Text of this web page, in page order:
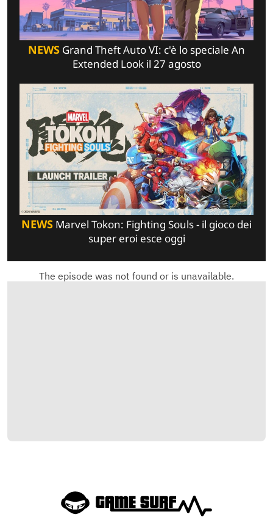
NEWS Grand Theft Auto VI: c'è lo speciale An
Extended Look il 27 agosto
NEWS Marvel Tokon: Fighting Souls - il gioco dei
super eroi esce oggi